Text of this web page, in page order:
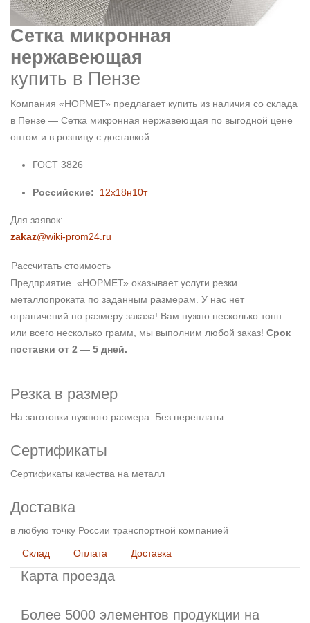
Сетка микронная
нержавеющая
купить в Пензе
Компания «НОРМЕТ» предлагает купить из наличия со склада
в Пензе — Сетка микронная нержавеющая по выгодной цене
оптом и в розницу с доставкой.
ГОСТ 3826
Российские: 12х18н10т
Для заявок:
zakaz@wiki-prom24.ru
Рассчитать стоимость
Предприятие «НОРМЕТ» оказывает услуги резки
металлопроката по заданным размерам. У нас нет
ограничений по размеру заказа! Вам нужно несколько тонн
или всего несколько грамм, мы выполним любой заказ! Срок
поставки от 2 — 5 дней.
Резка в размер
На заготовки нужного размера. Без переплаты
Сертификаты
Сертификаты качества на металл
Доставка
в любую точку России транспортной компанией
Склад Оплата Доставка
Карта проезда
Более 5000 элементов продукции на